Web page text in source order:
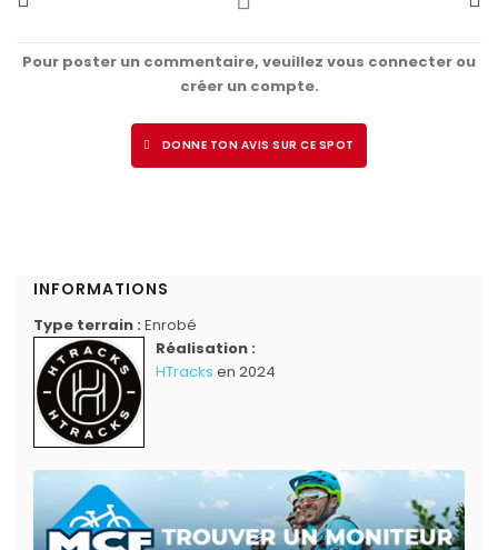
Pour poster un commentaire, veuillez vous connecter ou
créer un compte.
DONNE TON AVIS SUR CE SPOT
INFORMATIONS
Type terrain : Enrobé
Réalisation :
HTracks en 2024